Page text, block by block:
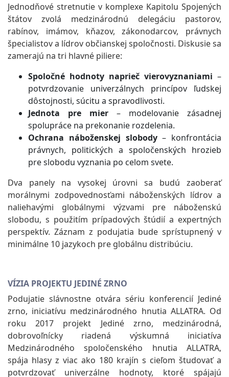
Jednodňové stretnutie v komplexe Kapitolu Spojených
štátov zvolá medzinárodnú delegáciu pastorov,
rabínov, imámov, kňazov, zákonodarcov, právnych
špecialistov a lídrov občianskej spoločnosti. Diskusie sa
zamerajú na tri hlavné piliere:
Spoločné hodnoty naprieč vierovyznaniami –
potvrdzovanie univerzálnych princípov ľudskej
dôstojnosti, súcitu a spravodlivosti.
Jednota pre mier – modelovanie zásadnej
spolupráce na prekonanie rozdelenia.
Ochrana náboženskej slobody– konfrontácia
právnych, politických a spoločenských hrozieb
pre slobodu vyznania po celom svete.
Dva panely na vysokej úrovni sa budú zaoberať
morálnymi zodpovednosťami náboženských lídrov a
naliehavými globálnymi výzvami pre náboženskú
slobodu, s použitím prípadových štúdií a expertných
perspektív. Záznam z podujatia bude sprístupnený v
minimálne 10 jazykoch pre globálnu distribúciu.
VÍZIA PROJEKTU JEDINÉ ZRNO
Podujatie slávnostne otvára sériu konferencií Jediné
zrno, iniciatívu medzinárodného hnutia ALLATRA. Od
roku 2017 projekt Jediné zrno, medzinárodná,
dobrovoľnícky riadená výskumná iniciatíva
Medzinárodného spoločenského hnutia ALLATRA,
spája hlasy z viac ako 180 krajín s cieľom študovať a
potvrdzovať univerzálne hodnoty, ktoré spájajú